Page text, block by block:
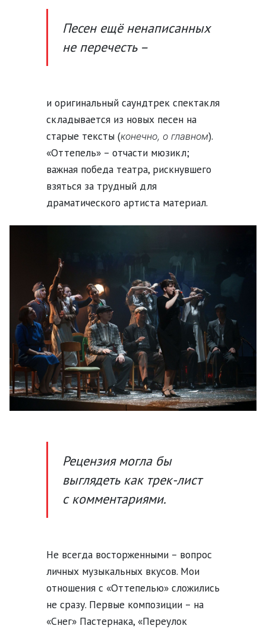
Песен ещё ненаписанных
не перечесть –
и оригинальный саундтрек спектакля
складывается из новых песен на
старые тексты (конечно, о главном).
«Оттепель» – отчасти мюзикл;
важная победа театра, рискнувшего
взяться за трудный для
драматического артиста материал.
Рецензия могла бы
выглядеть как трек-лист
с комментариями.
Не всегда восторженными – вопрос
личных музыкальных вкусов. Мои
отношения с «Оттепелью» сложились
не сразу. Первые композиции – на
«Снег» Пастернака, «Переулок